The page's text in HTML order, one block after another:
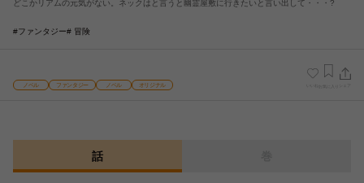
どこかリアムの元気がない。ネックはと言うと幽霊屋敷に行きたいと言い出して・・・?
#ファンタジー# 冒険
ノベル ファンタジー ノベル オリジナル
話